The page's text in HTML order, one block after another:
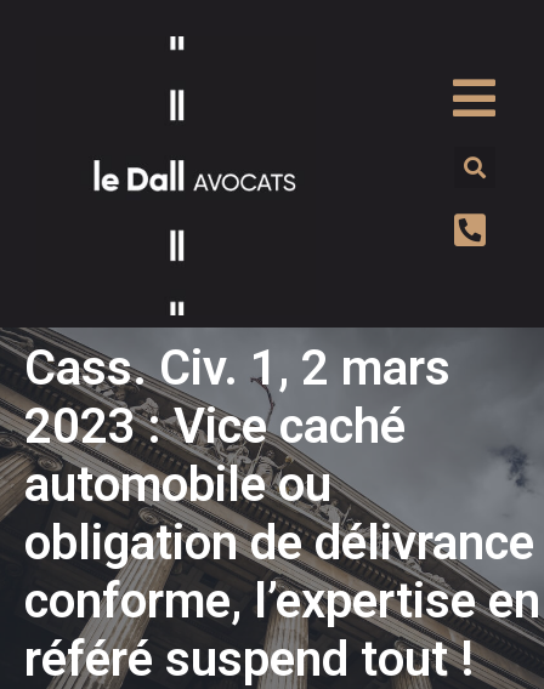
Cass. Civ. 1, 2 mars
2023 : Vice caché
automobile ou
obligation de délivrance
conforme, l’expertise en
référé suspend tout !